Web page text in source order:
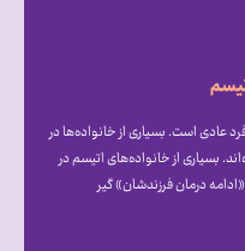
دارای اتیسم، ۵ برابر یک فرد عادی است. بسیاری از خانواده‌ها در
بسیاری از خانواده‌های اتیسم در
درمان فرزندشان» گیر